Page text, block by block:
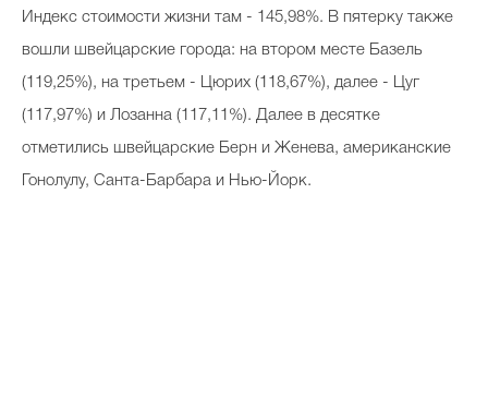
Индекс стоимости жизни там - 145,98%. В пятерку также
вошли швейцарские города: на втором месте Базель
(119,25%), на третьем - Цюрих (118,67%), далее - Цуг
(117,97%) и Лозанна (117,11%). Далее в десятке
отметились швейцарские Берн и Женева, американские
Гонолулу, Санта-Барбара и Нью-Йорк.